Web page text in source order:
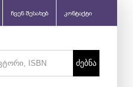
ჩვენ შესახებ კონტაქტი